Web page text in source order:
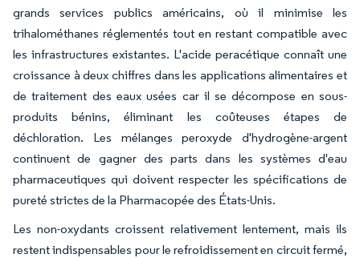
grands services publics américains, où il minimise les
trihalométhanes réglementés tout en restant compatible avec
les infrastructures existantes. L'acide peracétique connaît une
croissance à deux chiffres dans les applications alimentaires et
de traitement des eaux usées car il se décompose en sous-
produits bénins, éliminant les coûteuses étapes de
déchloration. Les mélanges peroxyde d'hydrogène-argent
continuent de gagner des parts dans les systèmes d'eau
pharmaceutiques qui doivent respecter les spécifications de
pureté strictes de la Pharmacopée des États-Unis.
Les non-oxydants croissent relativement lentement, mais ils
restent indispensables pour le refroidissement en circuit fermé,